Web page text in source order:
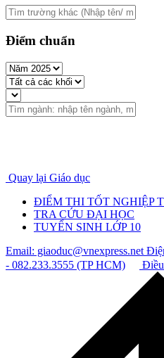
Điểm chuẩn
Quay lại Giáo dục
ĐIỂM THI TỐT NGHIỆP
TRA CỨU ĐẠI HỌC
TUYỂN SINH LỚP 10
Email: giaoduc@vnexpress.net
- 082.233.3555 (TP HCM)